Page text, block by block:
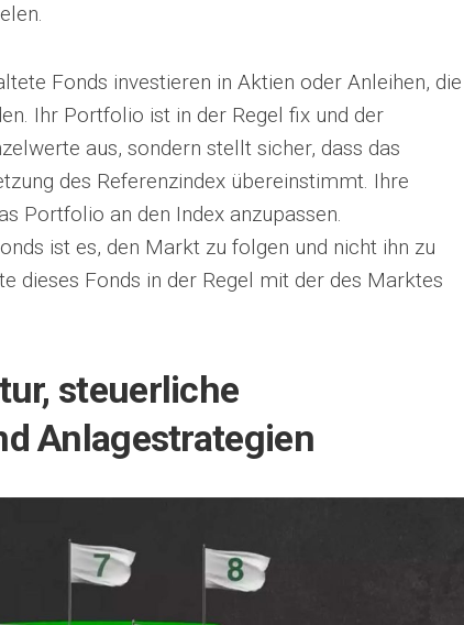
Fonds investieren in Aktien oder Anleihen, die
Ihr Portfolio ist in der Regel fix und der
aus, sondern stellt sicher, dass das
des Referenzindex übereinstimmt. Ihre
Portfolio an den Index anzupassen.
ist es, den Markt zu folgen und nicht ihn zu
dieses Fonds in der Regel mit der des Marktes
steuerliche
Anlagestrategien